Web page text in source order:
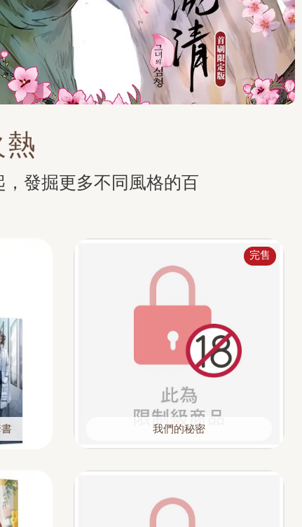
熱
發掘更多不同風格的百
完售
我們的秘密